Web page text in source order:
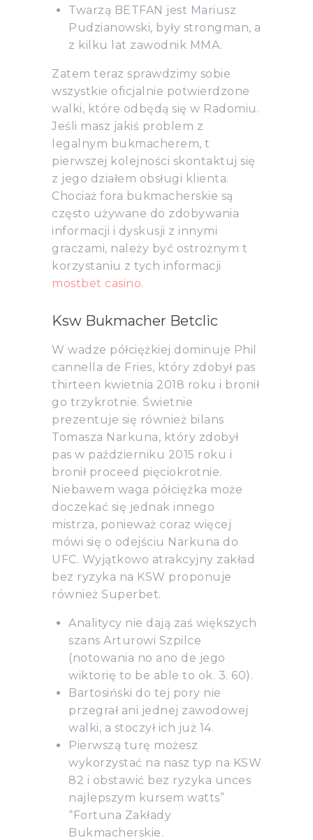
Twarzą BETFAN jest Mariusz
Pudzianowski, były strongman, a
z kilku lat zawodnik MMA.
Zatem teraz sprawdzimy sobie
wszystkie oficjalnie potwierdzone
walki, które odbędą się w Radomiu.
Jeśli masz jakiś problem z
legalnym bukmacherem, t
pierwszej kolejności skontaktuj się
z jego działem obsługi klienta.
Chociaż fora bukmacherskie są
często używane do zdobywania
informacji i dyskusji z innymi
graczami, należy być ostrożnym t
korzystaniu z tych informacji
mostbet casino.
Ksw Bukmacher Betclic
W wadze półciężkiej dominuje Phil
cannella de Fries, który zdobył pas
thirteen kwietnia 2018 roku i bronił
go trzykrotnie. Świetnie
prezentuje się również bilans
Tomasza Narkuna, który zdobył
pas w październiku 2015 roku i
bronił proceed pięciokrotnie.
Niebawem waga półciężka może
doczekać się jednak innego
mistrza, ponieważ coraz więcej
mówi się o odejściu Narkuna do
UFC. Wyjątkowo atrakcyjny zakład
bez ryzyka na KSW proponuje
również Superbet.
Analitycy nie dają zaś większych
szans Arturowi Szpilce
(notowania no ano de jego
wiktorię to be able to ok. 3. 60).
Bartosiński do tej pory nie
przegrał ani jednej zawodowej
walki, a stoczył ich już 14.
Pierwszą turę możesz
wykorzystać na nasz typ na KSW
82 i obstawić bez ryzyka unces
najlepszym kursem watts”
“Fortuna Zakłady
Bukmacherskie.